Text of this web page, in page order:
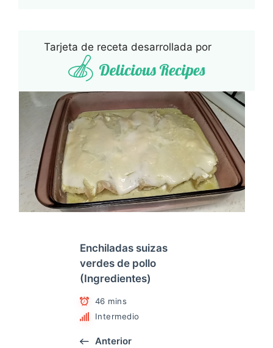
Tarjeta de receta desarrollada por
Enchiladas suizas
verdes de pollo
(Ingredientes)
46 mins
Intermedio
Anterior